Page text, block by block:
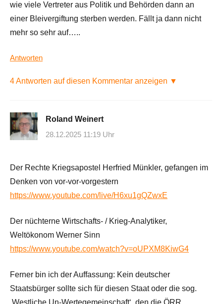
wie viele Vertreter aus Politik und Behörden dann an
einer Bleivergiftung sterben werden. Fällt ja dann nicht
mehr so sehr auf…..
Antworten
4 Antworten auf diesen Kommentar anzeigen ▼
Roland Weinert
28.12.2025 11:19 Uhr
Der Rechte Kriegsapostel Herfried Münkler, gefangen im
Denken von vor-vor-vorgestern
https://www.youtube.com/live/H6xu1gQZwxE
Der nüchterne Wirtschafts- / Krieg-Analytiker,
Weltökonom Werner Sinn
https://www.youtube.com/watch?v=oUPXM8KiwG4
Ferner bin ich der Auffassung: Kein deutscher
Staatsbürger sollte sich für diesen Staat oder die sog.